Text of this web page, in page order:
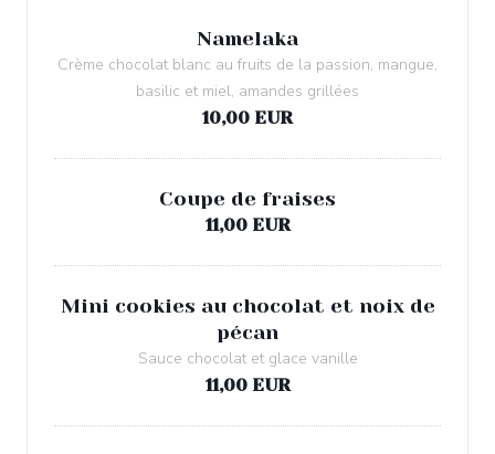
Namelaka
Crème chocolat blanc au fruits de la passion, mangue,
basilic et miel, amandes grillées
10,00 EUR
Coupe de fraises
11,00 EUR
Mini cookies au chocolat et noix de
pécan
Sauce chocolat et glace vanille
11,00 EUR